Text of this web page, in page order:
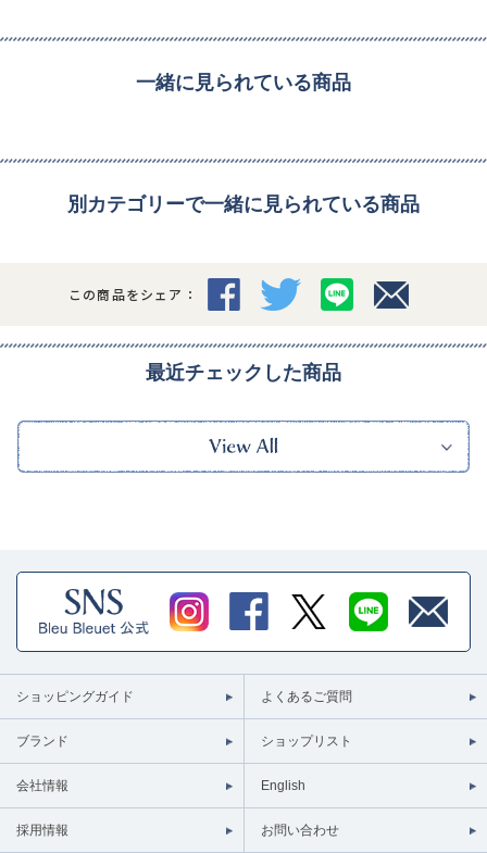
一緒に見られている商品
別カテゴリーで一緒に見られている商品
この商品をシェア：
最近チェックした商品
ショッピングガイド よくあるご質問
ブランド ショップリスト
会社情報 English
採用情報 お問い合わせ